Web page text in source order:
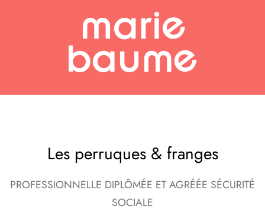
Les perruques & franges
PROFESSIONNELLE DIPLÔMÉE ET AGRÉÉE SÉCURITÉ
SOCIALE